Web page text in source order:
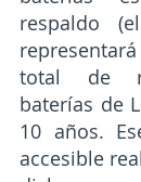
respaldo
total de
baterías de
10 años.
accesible